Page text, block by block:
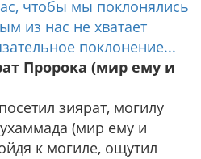
чтобы мы поклонялись
из нас не хватает
поклонение...
Пророка (мир ему и
зиярат, могилу
(мир ему и
к могиле, ощутил